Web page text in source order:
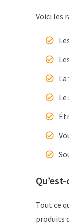
Voici les
Tout ce
produits